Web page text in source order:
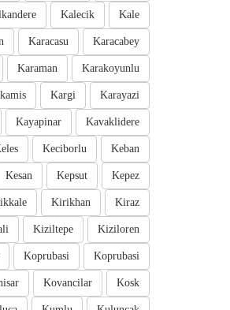
Kale
Kalecik
Karacabey
Karacasu
Karakoyunlu
Karaman
Karayazi
Kargi
Kavaklidere
Kayapinar
Keban
Keciborlu
Kepez
Kepsut
Kesan
Kiraz
Kirikhan
Kiziloren
Kiziltepe
Koprubasi
Koprubasi
Kosk
Kovancilar